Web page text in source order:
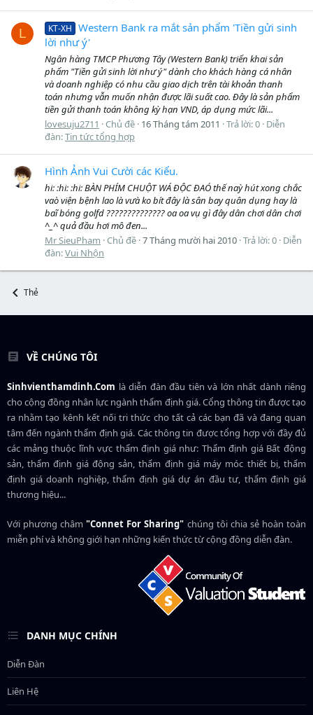
L KT-XH
Western Bank ra mắt sản phẩm 'Tiền gửi sinh
lời như ý'
Ngân hàng TMCP Phương Tây (Western Bank) triển khai sản
phẩm "Tiền gửi sinh lời như ý" dành cho khách hàng cá nhân
và doanh nghiệp có nhu cầu giao dịch trên tài khoản thanh
toán nhưng vẫn muốn nhận được lãi suất cao. Đây là sản phẩm
tiền gửi thanh toán không kỳ hạn VND, áp dụng mức lãi...
lovesuju2711
Chủ đề 16 Tháng tám 2011 Trả lời: 0 Diễn
đàn:Tin tức tổng hợp
Hình Ảnh Vui Cười các Kiểu.
hi: :hi: :hi: BÀN PHÍM CHUỘT WÁ ĐỘC ĐAÓ thế naỳ hút xong chắc
vaò viện bệnh lao là vưà ko bít đây là sân bay quân dụng hay là
baĩ bóng golfd ?????????????? oa oa vụ gì đây dân chơi dân chơi
^_^ quả đầu hơi mô đen...
Mr SieuPham Chủ đề 7 Tháng mười hai 2010 Trả lời: 0 Diễn
đàn:Vui Nhộn
Thẻ
VỀ CHÚNG TÔI
Sinhvienthamdinh.Com là diễn đàn đầu tiên và lớn nhất dành riêng
cho cộng đồng nhân lực ngànhthẩm định giá. Cổng thông tin được tạo
ra nhằm tạo kênh kết nối tri thức cho tất cả các bạn đã và đang quan
tâm đến ngành thẩm định giá. Các thông tin được tổng hợp với đầy đủ
các mảng thuộc lĩnh vực thẩm định giá như: Thẩm định giá Bất động
sản, thẩm định giá động sản, thẩm định giá máy móc thiết bị, thẩm
định giá doanh nghiệp, thẩm định giá dự án đầu tư, thẩm định giá
thương hiệu...
Với phương châm"Connet For Sharing" chúng tôi chia sẻ hoàn toàn
miễn phí và không giới hạn những kiến thức từ cộng đồng diễn đàn.
DANH MỤC CHÍNH
Diễn Đàn
Liên Hệ